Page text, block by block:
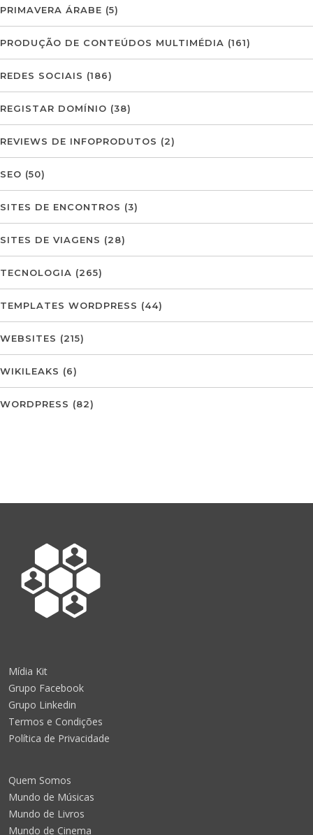
PRIMAVERA ÁRABE (5)
PRODUÇÃO DE CONTEÚDOS MULTIMÉDIA (161)
REDES SOCIAIS (186)
REGISTAR DOMÍNIO (38)
REVIEWS DE INFOPRODUTOS (2)
SEO (50)
SITES DE ENCONTROS (3)
SITES DE VIAGENS (28)
TECNOLOGIA (265)
TEMPLATES WORDPRESS (44)
WEBSITES (215)
WIKILEAKS (6)
WORDPRESS (82)
Mídia Kit
Grupo Facebook
Grupo Linkedin
Termos e Condições
Política de Privacidade
Quem Somos
Mundo de Músicas
Mundo de Livros
Mundo de Cinema